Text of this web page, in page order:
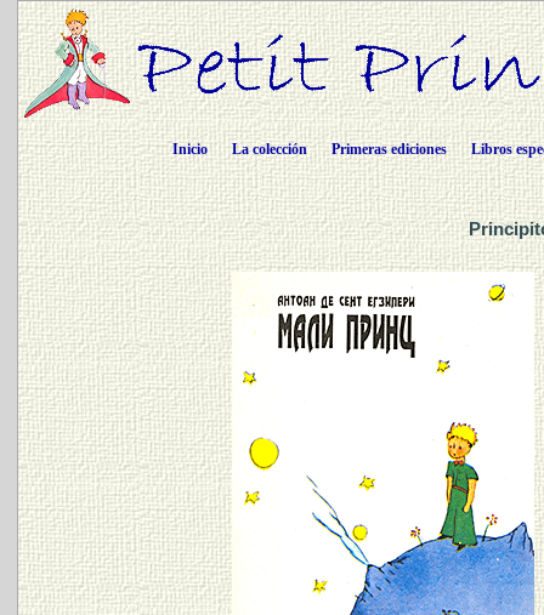
Inicio La colección Primeras ediciones Libros